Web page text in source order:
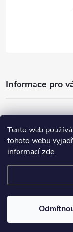
Tento web
tohoto webu
informacízde.
Informace pro
Nejhledanější
Důležité odkazy